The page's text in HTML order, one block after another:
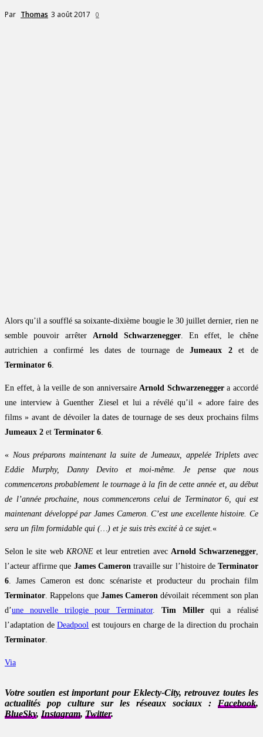
Par Thomas 3 août 2017 0
Alors qu’il a soufflé sa soixante-dixième bougie le 30 juillet dernier, rien ne
semble pouvoir arrêter Arnold Schwarzenegger. En effet, le chêne
autrichien a confirmé les dates de tournage deJumeaux 2et de
Terminator 6.
En effet, à la veille de son anniversaireArnold Schwarzeneggera accordé
une interview à Guenther Ziesel et lui a révélé qu’il « adore faire des
films » avant de dévoiler la dates de tournage de ses deux prochains films
Jumeaux 2 et Terminator 6.
« Nous préparons maintenant la suite de Jumeaux, appelée Triplets avec
Eddie Murphy, Danny Devito et moi-même. Je pense que nous
commencerons probablement le tournage à la fin de cette année et, au début
de l’année prochaine, nous commencerons celui de Terminator 6, qui est
maintenant développé par James Cameron. C’est une excellente histoire. Ce
sera un film formidable qui (…) et je suis très excité à ce sujet.«
Selon le site web KRONEet leur entretien avec Arnold Schwarzenegger,
l’acteur affirme que James Camerontravaille sur l’histoire deTerminator
6. James Cameron est donc scénariste et producteur du prochain film
Terminator. Rappelons que James Cameron dévoilait récemment son plan
d’une nouvelle trilogie pour Terminator. Tim Millerqui a réalisé
l’adaptation deDeadpool est toujours en charge de la direction du prochain
Terminator.
Via
Votre soutien est important pour Eklecty-City, retrouvez toutes les
actualités pop culture sur les réseaux sociaux : Facebook,
BlueSky, Instagram, Twitter.